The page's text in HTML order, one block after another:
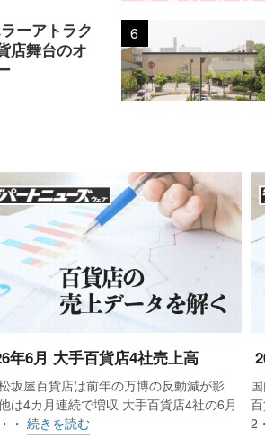
の11月売上高は1169億円余で、前
減）から再びマイナス幅が広がり、
ーアトラク
店舞台のオ
6
年6月 大手百貨店4社売上高
坂屋百貨店は前年の万博の反動減が影
は4カ月連続で増収 大手百貨店4社の6月
・続きを読む
2